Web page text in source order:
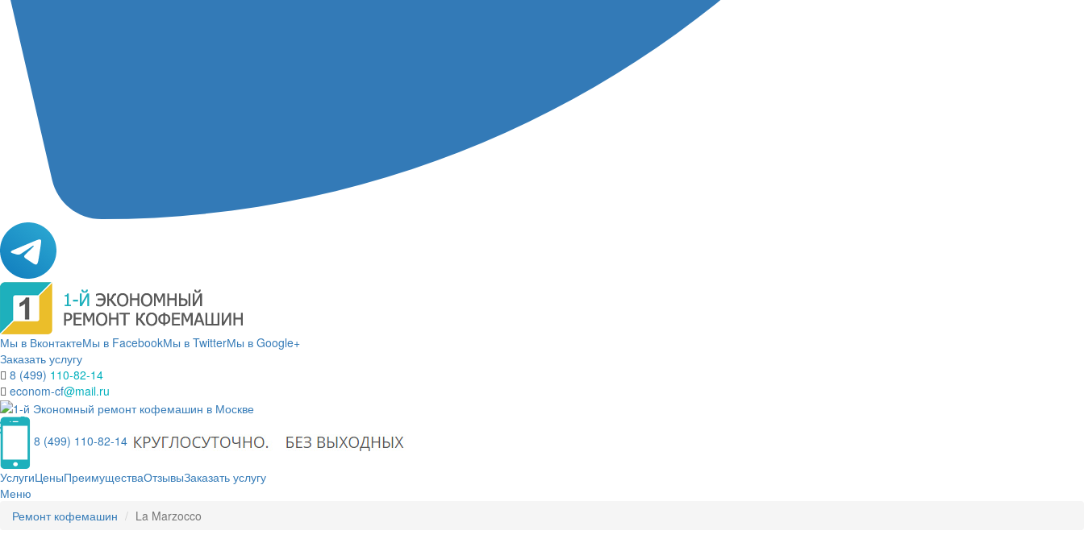
Мы в ВконтактеМы в FacebookМы в TwitterМы в Google+
Заказать услугу
8 (499) 110-82-14
econom-cf@mail.ru
8 (499) 110-82-14
УслугиЦеныПреимуществаОтзывыЗаказать услугу
Меню
Ремонт кофемашин
La Marzocco